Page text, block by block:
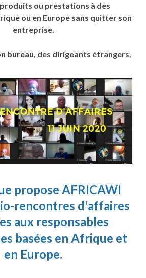
ou prestations à des
ou en Europe sans quitter son
entreprise.
bureau, des dirigeants étrangers,
propose AFRICAWI
rencontres d'affaires
aux responsables
basées en Afrique et
en Europe.